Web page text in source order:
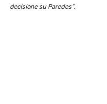
decisione su Paredes”.